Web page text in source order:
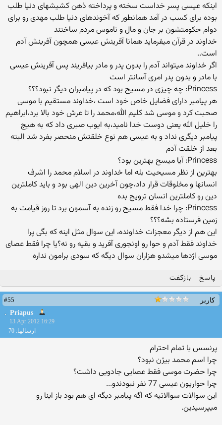
اینکه عیسی پسر خداست سخته و پرداخته ذهن کشیشهای دنیا طلب
بوده برای کسب در آمد همانطور که آخوندهای دنیا طلب مهدی رو برای
دوام حکومتشون بر جان و مال و ناموس مردم ساختند
خداوند در قرآن میفرماید همانا آفرینش عیسی همچون آفرینش آدم
است..
اگر خداوند میتواند آدم را بدون پدر و مادر بیافریند پس آفرینش عیسی
با مادر و بدون پدر امری آسانتر است
Princess: چه چیزی در مسیح بود كه در پیامبران دیگر نبود؟؟؟
هر پیامبر دارای فضایل خاص خود است ،خداوند مستقیم با موسی
صحبت کرد و موسی شد کلیم الله،محمد را تا عرش خود بالا برد،ابراهیم
را خلیل الله یعنی دوست خدا نامید،به ایوب صبری داد که به هیج
پیامبر دیگری نداد و به عیسی هم نوع خلقتش منحصر بفرد شد البته
بعد از خلقت آدم
Princess: آیا میسح بهترین بود؟
بهترین از نظر مسیحیت بله اما خداوند در اسلام محمد را اشرف
انسانها و مخلوقات قرار داد،چون آخرین دین الهی بود و باید کاملترین
دین رو کاملترین انسان ترویج بده
Princess: چرا خدا فقط مسیح رو زنده به آسمون برد تا روز قیامت به
زمین فرستاده بشه؟؟؟
این هم از دیگر معجزات خداونده، این سوال مثل اینه که بگی پرا
خداوند فقط آدم و حوا رو اونجوری آفرید و بقیه رو نه؟یا چرا فقط عصای
موسی اژدها میشدو هزاران سوال دیگه که سودی برامون نداره
پاسخ بازگفت
کاربر
#55
Priapus
13 Apr 2012 16:29
ارسالها: 70
پرنسس با تمام احترام
چرا اسم محمد بیژن نبود؟
چرا حضرت موسی فقط عصایی جادویی داشت؟
چرا حواریون عیسی 77 نفر نبودندو...
این سوالات سوالاتیه که اگه پیامبر دیگه ای هم بود باز اینا رو
میپرسیدین.